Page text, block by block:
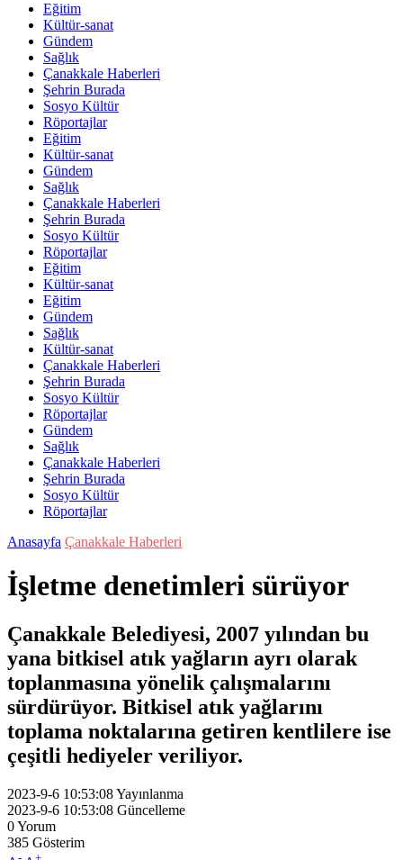
Eğitim
Kültür-sanat
Gündem
Sağlık
Çanakkale Haberleri
Şehrin Burada
Sosyo Kültür
Röportajlar
Eğitim
Kültür-sanat
Gündem
Sağlık
Çanakkale Haberleri
Şehrin Burada
Sosyo Kültür
Röportajlar
Eğitim
Kültür-sanat
Eğitim
Gündem
Sağlık
Kültür-sanat
Çanakkale Haberleri
Şehrin Burada
Sosyo Kültür
Röportajlar
Gündem
Sağlık
Çanakkale Haberleri
Şehrin Burada
Sosyo Kültür
Röportajlar
Anasayfa Çanakkale Haberleri
İşletme denetimleri sürüyor
Çanakkale Belediyesi, 2007 yılından bu
yana bitkisel atık yağların ayrı olarak
toplanmasına yönelik çalışmalarını
sürdürüyor. Bitkisel atık yağlarını
toplama noktalarına getiren kentlilere ise
çeşitli hediyeler veriliyor.
2023-9-6 10:53:08Yayınlanma
2023-9-6 10:53:08 Güncelleme
0Yorum
385 Gösterim